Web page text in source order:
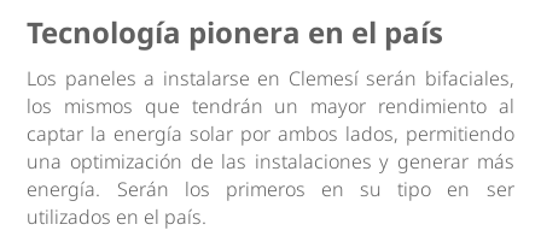
Tecnología pionera en el país
Los paneles a instalarse en Clemesí serán bifaciales,
los mismos que tendrán un mayor rendimiento al
captar la energía solar por ambos lados, permitiendo
una optimización de las instalaciones y generar más
energía. Serán los primeros en su tipo en ser
utilizados en el país.